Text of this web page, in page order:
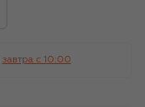
завтра c 10:00